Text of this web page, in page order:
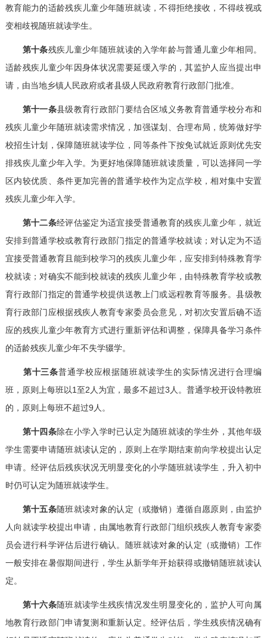
教育能力的适龄残疾儿童少年随班就读，不得拒绝接收，不得歧视或
变相歧视随班就读学生。
第十条残疾儿童少年随班就读的入学年龄与普通儿童少年相同。
适龄残疾儿童少年因身体状况需要延缓入学的，其监护人应当提出申
请，由当地乡镇人民政府或者县级人民政府教育行政部门批准。
第十一条县级教育行政部门要结合区域义务教育普通学校分布和
残疾儿童少年随班就读需求情况，加强谋划、合理布局，统筹做好学
校招生计划，保障随班就读学位，同等条件下按免试就近原则优先安
排残疾儿童少年入学。为更好地保障随班就读质量，可以选择同一学
区内较优质、条件更加完善的普通学校作为定点学校，相对集中安置
残疾儿童少年入学。
第十二条经评估鉴定为适宜接受普通教育的残疾儿童少年，就近
安排到普通学校或教育行政部门指定的普通学校就读；对认定为不适
宜接受普通教育且能到校学习的残疾儿童少年，应安排到特殊教育学
校就读；对确实不能到校就读的残疾儿童少年，由特殊教育学校或教
育行政部门指定的普通学校提供送教上门或远程教育等服务。县级教
育行政部门应根据残疾人教育专家委员会意见，对初次安置后确不适
应的残疾儿童少年教育方式进行重新评估和调整，保障具备学习条件
的适龄残疾儿童少年不失学辍学。
第十三条普通学校应根据随班就读学生的实际情况进行合理编
班，原则上每班以1至2人为宜，最多不超过3人。普通学校开设特教班
的，原则上每班不超过9人。
第十四条除在小学入学时已认定为随班就读的学生外，其他年级
学生需要申请随班就读认定的，原则上在学期结束前向学校提出认定
申请。经评估后残疾状况无明显变化的小学随班就读学生，升入初中
时仍可认定为随班就读学生。
第十五条随班就读对象的认定（或撤销）遵循自愿原则，由监护
人向就读学校提出申请，由属地教育行政部门组织残疾人教育专家委
员会进行科学评估后进行确认。随班就读对象的认定（或撤销）工作
一般安排在暑假期间进行，学生从新学年开始获得或撤销随班就读认
定。
第十六条随班就读学生残疾情况发生明显变化的，监护人可向属
地教育行政部门申请复测和重新认定。经评估后，学生残疾情况确有